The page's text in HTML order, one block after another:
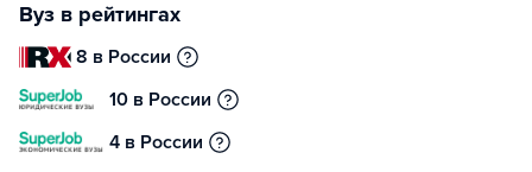
Вуз в рейтингах
8 в России
10 в России
4 в России